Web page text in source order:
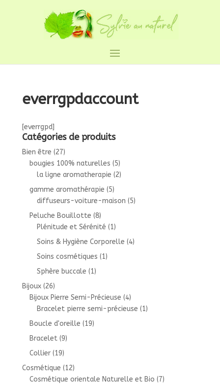
everrgpdaccount
[everrgpd]
Catégories de produits
Bien être (27)
bougies 100% naturelles (5)
la ligne aromatherapie (2)
gamme aromathérapie (5)
diffuseurs-voiture-maison (5)
Peluche Bouillotte (8)
Plénitude et Sérénité (1)
Soins & Hygiène Corporelle (4)
Soins cosmétiques (1)
Sphère buccale (1)
Bijoux (26)
Bijoux Pierre Semi-Précieuse (4)
Bracelet pierre semi-précieuse (1)
Boucle d'oreille (19)
Bracelet (9)
Collier (19)
Cosmétique (12)
Cosmétique orientale Naturelle et Bio (7)